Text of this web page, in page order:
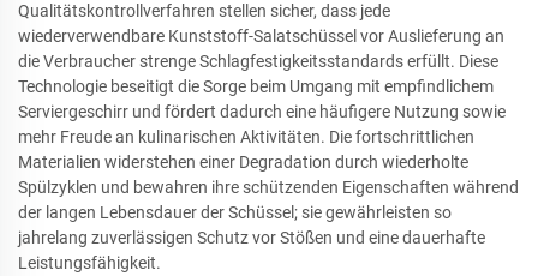
Qualitätskontrollverfahren stellen sicher, dass jede
wiederverwendbare Kunststoff-Salatschüssel vor Auslieferung an
die Verbraucher strenge Schlagfestigkeitsstandards erfüllt. Diese
Technologie beseitigt die Sorge beim Umgang mit empfindlichem
Serviergeschirr und fördert dadurch eine häufigere Nutzung sowie
mehr Freude an kulinarischen Aktivitäten. Die fortschrittlichen
Materialien widerstehen einer Degradation durch wiederholte
Spülzyklen und bewahren ihre schützenden Eigenschaften während
der langen Lebensdauer der Schüssel; sie gewährleisten so
jahrelang zuverlässigen Schutz vor Stößen und eine dauerhafte
Leistungsfähigkeit.